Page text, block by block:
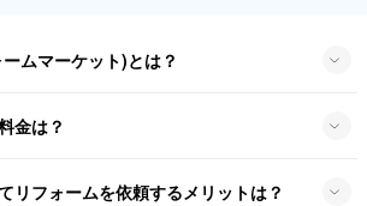
ムマーケット)とは？
金は？
リフォームを依頼するメリットは？